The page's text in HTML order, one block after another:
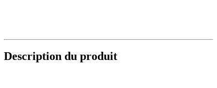
Description du produit